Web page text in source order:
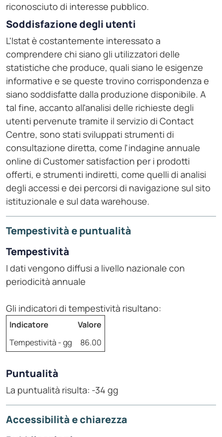
riconosciuto di interesse pubblico.
Soddisfazione degli utenti
L'Istat è costantemente interessato a
comprendere chi siano gli utilizzatori delle
statistiche che produce, quali siano le esigenze
informative e se queste trovino corrispondenza e
siano soddisfatte dalla produzione disponibile. A
tal fine, accanto all'analisi delle richieste degli
utenti pervenute tramite il servizio di Contact
Centre, sono stati sviluppati strumenti di
consultazione diretta, come l'indagine annuale
online di Customer satisfaction per i prodotti
offerti, e strumenti indiretti, come quelli di analisi
degli accessi e dei percorsi di navigazione sul sito
istituzionale e sul data warehouse.
Tempestività e puntualità
Tempestività
I dati vengono diffusi a livello nazionale con
periodicità annuale
Gli indicatori di tempestività risultano:
Indicatore
Valore
Tempestività - gg
86.00
Puntualità
La puntualità risulta: -34 gg
Accessibilità e chiarezza